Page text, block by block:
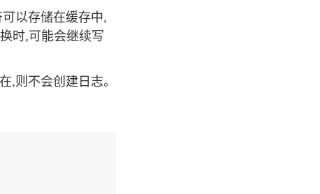
以存储在缓存中,
时,可能会继续写
则不会创建日志。